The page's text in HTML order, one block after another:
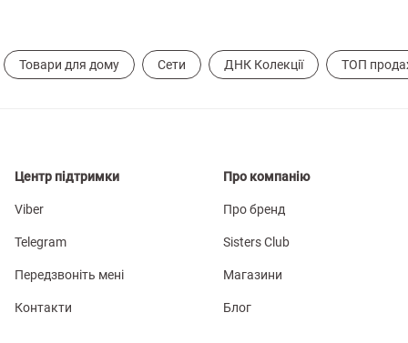
Товари для дому Сети ДНК Колекції ТОП
Центр підтримки
Viber
Telegram
Передзвоніть мені
Контакти
Про компанію
Про бренд
Sisters Club
Магазини
Блог